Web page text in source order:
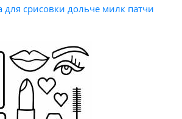
для срисовки дольче милк патчи